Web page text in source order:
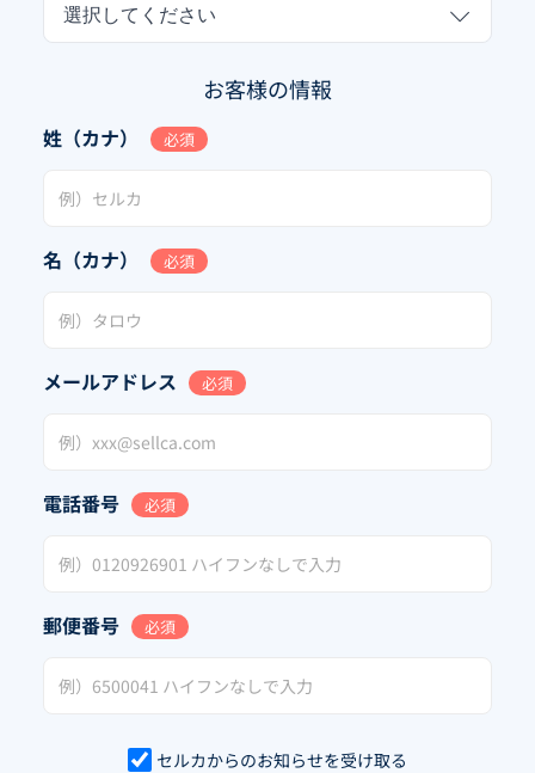
選択してください
お客様の情報
姓（カナ） 必須
名（カナ） 必須
メールアドレス 必須
電話番号 必須
郵便番号 必須
セルカからのお知らせを受け取る